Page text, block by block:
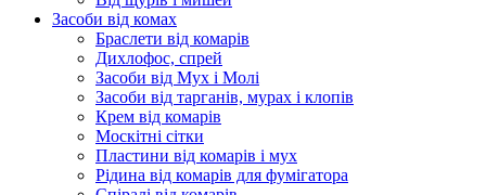
Засоби від комах
Браслети від комарів
Дихлофос, спрей
Засоби від Мух і Молі
Засоби від тарганів, мурах і клопів
Крем від комарів
Москітні сітки
Пластини від комарів і мух
Рідина від комарів для фумігатора